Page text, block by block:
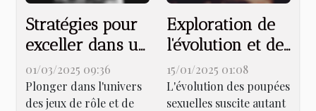
Stratégies pour
exceller dans un
jeu de rôle et de
stratégie
érotique en
01/03/2025 09:36
Plonger dans l'univers
des jeux de rôle et de
Exploration de
l'évolution et de
l'importance des
poupées
sexuelles
15/01/2025 01:08
L'évolution des poupées
sexuelles suscite autant